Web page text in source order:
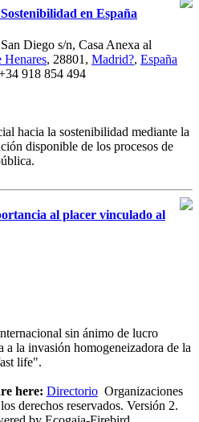
en España
Diego s/n, Casa Anexa al
Henares, 28801, Madrid?, España
918 854 494
hacia la sostenibilidad mediante la
disponible de los procesos de
al placer vinculado al
sin ánimo de lucro
a la invasión homogeneizadora de la
life".
here: Directorio Organizaciones
derechos reservados. Versión 2.